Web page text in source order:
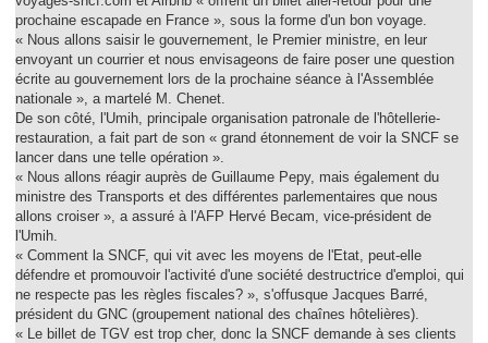
prochaine escapade en France », sous la forme d'un bon voyage.
« Nous allons saisir le gouvernement, le Premier ministre, en leur
envoyant un courrier et nous envisageons de faire poser une question
écrite au gouvernement lors de la prochaine séance à l'Assemblée
nationale », a martelé M. Chenet.
De son côté, l'Umih, principale organisation patronale de l'hôtellerie-
restauration, a fait part de son « grand étonnement de voir la SNCF se
lancer dans une telle opération ».
« Nous allons réagir auprès de Guillaume Pepy, mais également du
ministre des Transports et des différentes parlementaires que nous
allons croiser », a assuré à l'AFP Hervé Becam, vice-président de
l'Umih.
« Comment la SNCF, qui vit avec les moyens de l'Etat, peut-elle
défendre et promouvoir l'activité d'une société destructrice d'emploi, qui
ne respecte pas les règles fiscales? », s'offusque Jacques Barré,
président du GNC (groupement national des chaînes hôtelières).
« Le billet de TGV est trop cher, donc la SNCF demande à ses clients